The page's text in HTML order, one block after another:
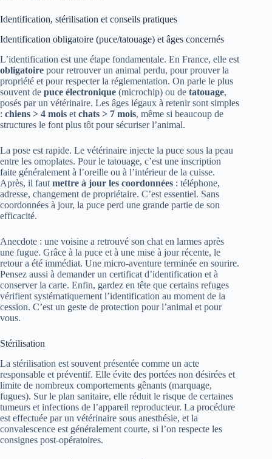
Identification, stérilisation et conseils pratiques
Identification obligatoire (puce/tatouage) et âges concernés
L’identification est une étape fondamentale. En France, elle est
obligatoire pour retrouver un animal perdu, pour prouver la
propriété et pour respecter la réglementation. On parle le plus
souvent de puce électronique (microchip) ou de tatouage,
posés par un vétérinaire. Les âges légaux à retenir sont simples
: chiens > 4 mois et chats > 7 mois, même si beaucoup de
structures le font plus tôt pour sécuriser l’animal.
La pose est rapide. Le vétérinaire injecte la puce sous la peau
entre les omoplates. Pour le tatouage, c’est une inscription
faite généralement à l’oreille ou à l’intérieur de la cuisse.
Après, il faut mettre à jour les coordonnées : téléphone,
adresse, changement de propriétaire. C’est essentiel. Sans
coordonnées à jour, la puce perd une grande partie de son
efficacité.
Anecdote : une voisine a retrouvé son chat en larmes après
une fugue. Grâce à la puce et à une mise à jour récente, le
retour a été immédiat. Une micro-aventure terminée en sourire.
Pensez aussi à demander un certificat d’identification et à
conserver la carte. Enfin, gardez en tête que certains refuges
vérifient systématiquement l’identification au moment de la
cession. C’est un geste de protection pour l’animal et pour
vous.
Stérilisation
La stérilisation est souvent présentée comme un acte
responsable et préventif. Elle évite des portées non désirées et
limite de nombreux comportements gênants (marquage,
fugues). Sur le plan sanitaire, elle réduit le risque de certaines
tumeurs et infections de l’appareil reproducteur. La procédure
est effectuée par un vétérinaire sous anesthésie, et la
convalescence est généralement courte, si l’on respecte les
consignes post-opératoires.